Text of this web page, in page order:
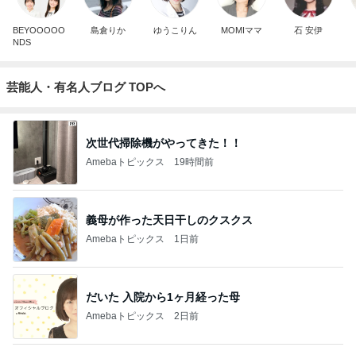
BEYOOOOO
NDS
島倉りか ゆうこりん MOMIママ 石 安伊
芸能人・有名人ブログ TOPへ
次世代掃除機がやってきた！！
Amebaトピックス 19時間前
義母が作った天日干しのクスクス
Amebaトピックス 1日前
だいた 入院から1ヶ月経った母
Amebaトピックス 2日前